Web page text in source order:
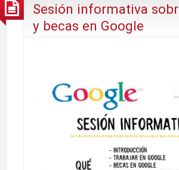
Sesión informativa
y becas en Google